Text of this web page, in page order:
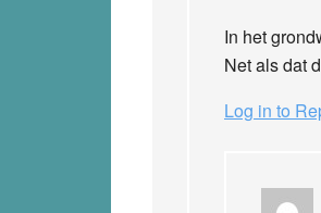
In het
Net als dat
Log in to